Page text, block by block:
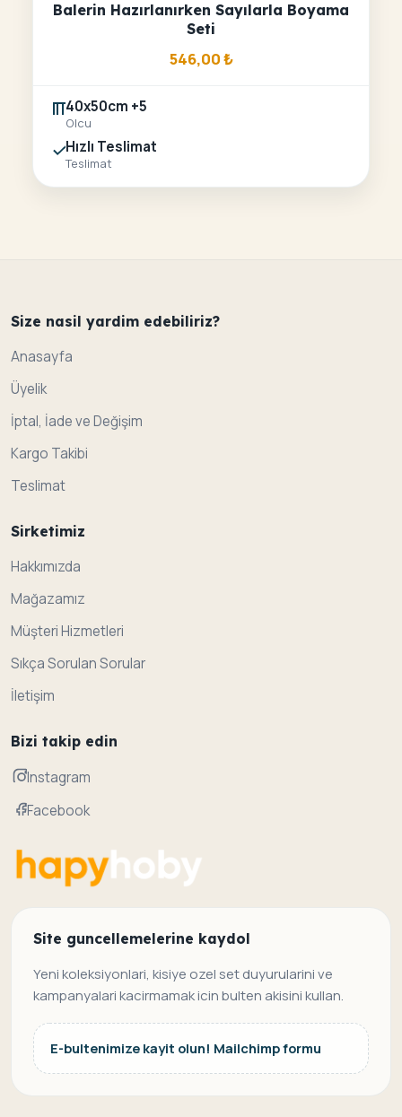
Balerin Hazırlanırken Sayılarla Boyama
Seti
546,00₺
40x50cm +5
Olcu
Hızlı Teslimat
Teslimat
Size nasil yardim edebiliriz?
Anasayfa
Üyelik
İptal, İade ve Değişim
Kargo Takibi
Teslimat
Sirketimiz
Hakkımızda
Mağazamız
Müşteri Hizmetleri
Sıkça Sorulan Sorular
İletişim
Bizi takip edin
Instagram
Facebook
Site guncellemelerine kaydol
Yeni koleksiyonlari, kisiye ozel set duyurularini ve
kampanyalari kacirmamak icin bulten akisini kullan.
E-bultenimize kayit olun! Mailchimp formu